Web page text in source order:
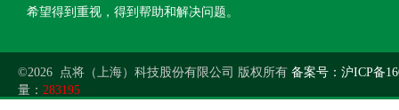
希望得到重视，得到帮助和解决问题。
©2026 点将（上海）科技股份有限公司 版权所有 备案号：沪ICP备
量： 283195